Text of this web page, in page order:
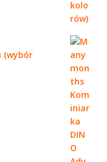
(wybór